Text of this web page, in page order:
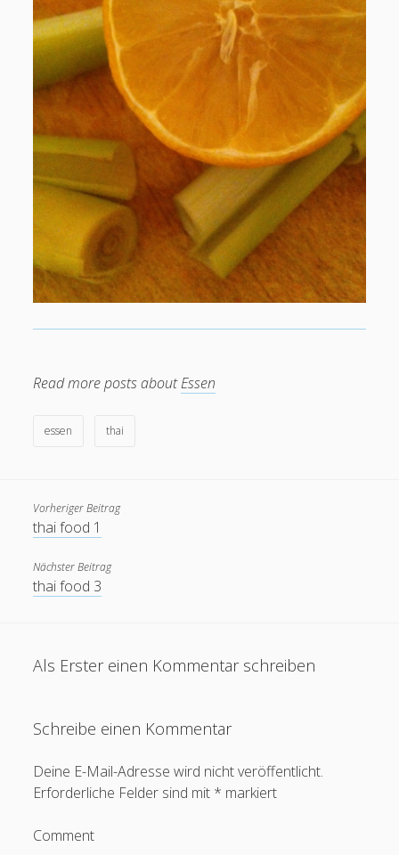
internet mobile moodleoer open podcast
re:publica RUB mobile ruhr-uni Ruhr-UniversitÃ¤t
spam thai Twitter urheberrecht
Video WikiWordpress Ã¤gypten
Blogroll
Blackboard-Moodle-Converter
KroneForum Bochum
Literaturkarte Ruhr
Open RUB
Bildungspraxis
Tutoren können einen…
Read more posts aboutEssen
essen thai
Vorheriger Beitrag
thai food 1
Nächster Beitrag
thai food 3
Als Erster einen Kommentar schreiben
Schreibe einen Kommentar
Deine E-Mail-Adresse wird nicht veröffentlicht.
Erforderliche Felder sind mit * markiert
Comment